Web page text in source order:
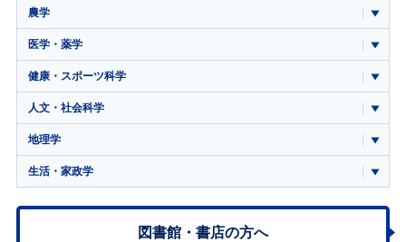
農学
医学・薬学
健康・スポーツ科学
人文・社会科学
地理学
生活・家政学
図書館・書店の方へ